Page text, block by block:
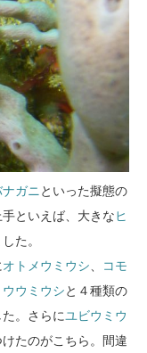
ガニといった擬態の
といえば、大きなヒ
た。
オトメウミウシ、
コモ
ウミウシと４種類の
。さらにユビウミウ
たのがこちら。間違